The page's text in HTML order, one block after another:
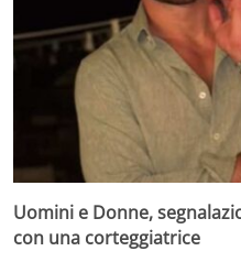
Uomini e Donne,
con una corteggiatrice